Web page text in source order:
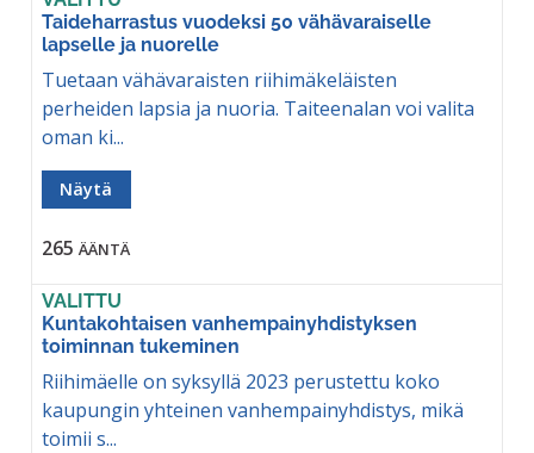
Taideharrastus vuodeksi 50 vähävaraiselle
lapselle ja nuorelle
Tuetaan vähävaraisten riihimäkeläisten
perheiden lapsia ja nuoria. Taiteenalan voi valita
oman ki...
Näytä
265 ÄÄNTÄ
VALITTU
Kuntakohtaisen vanhempainyhdistyksen
toiminnan tukeminen
Riihimäelle on syksyllä 2023 perustettu koko
kaupungin yhteinen vanhempainyhdistys, mikä
toimii s...